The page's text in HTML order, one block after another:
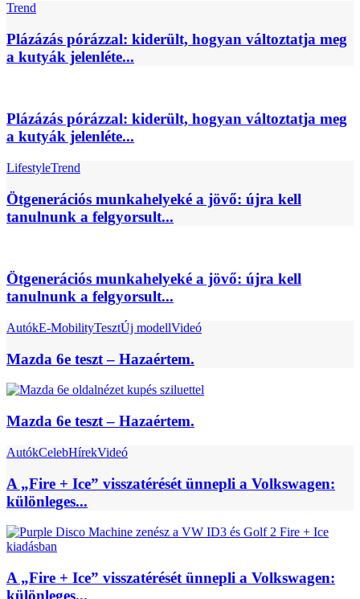
Trend
Plázázás pórázzal: kiderült, hogyan változtatja meg
a kutyák jelenléte...
Plázázás pórázzal: kiderült, hogyan változtatja meg
a kutyák jelenléte...
LifestyleTrend
Ötgenerációs munkahelyeké a jövő: újra kell
tanulnunk a felgyorsult...
Ötgenerációs munkahelyeké a jövő: újra kell
tanulnunk a felgyorsult...
AutókE-MobilityTesztÚj modellVideó
Mazda 6e teszt – Hazaértem.
Mazda 6e teszt – Hazaértem.
AutókCelebHírekVideó
A „Fire + Ice” visszatérését ünnepli a Volkswagen:
különleges...
A „Fire + Ice” visszatérését ünnepli a Volkswagen:
különleges...